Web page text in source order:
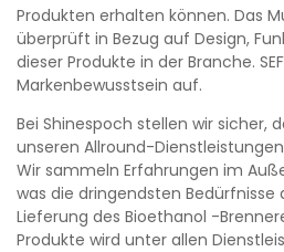
Produkten erhalten können. Das
überprüft in Bezug auf Design,
dieser Produkte in der Branche.
Markenbewusstsein auf.
Bei Shinespoch stellen wir sicher,
unseren Allround-
Wir sammeln Erfahrungen im
was die dringendsten Bedürfnisse
Lieferung des Bioethanol -
Produkte wird unter allen